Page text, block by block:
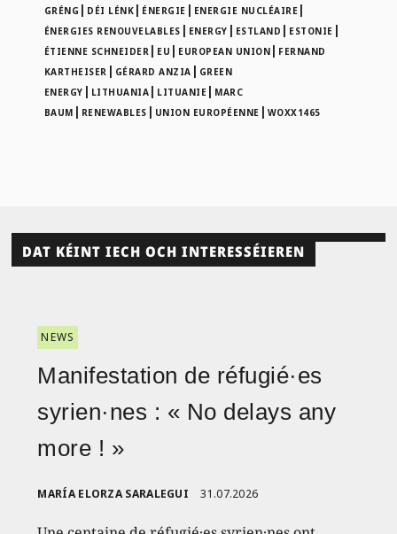
GRÉNG | DÉI LÉNK | ÉNERGIE | ENERGIE NUCLÉAIRE |
ÉNERGIES RENOUVELABLES | ENERGY | ESTLAND | ESTONIE |
ÉTIENNE SCHNEIDER | EU | EUROPEAN UNION | FERNAND
KARTHEISER | GÉRARD ANZIA | GREEN
ENERGY | LITHUANIA | LITUANIE | MARC
BAUM | RENEWABLES | UNION EUROPÉENNE | WOXX1465
DAT KÉINT IECH OCH INTERESSÉIEREN
NEWS
Manifestation de réfugié·es
syrien·nes : « No delays any
more ! »
MARÍA ELORZA SARALEGUI 31.07.2026